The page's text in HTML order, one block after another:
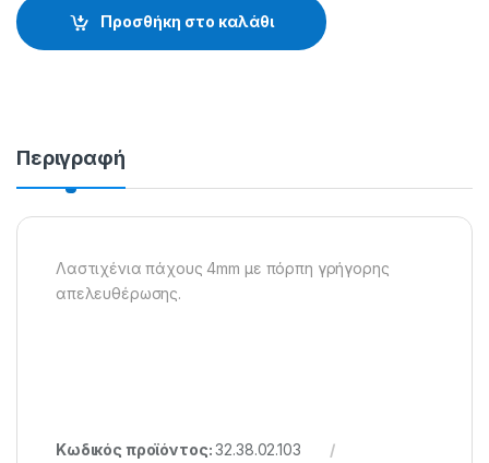
Προσθήκη στο καλάθι
Περιγραφή
Λαστιχένια πάχους 4mm με πόρπη γρήγορης
απελευθέρωσης.
Κωδικός προϊόντος:32.38.02.103